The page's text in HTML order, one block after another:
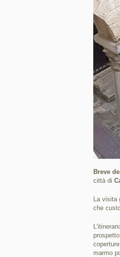
Breve
città di
La visita
che
marmo